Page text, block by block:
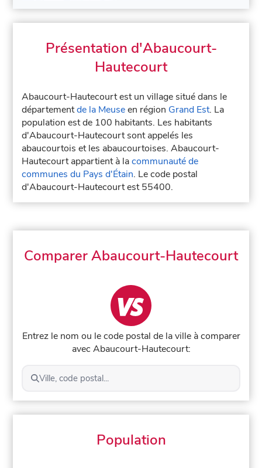
Présentation d'Abaucourt-
Hautecourt
Abaucourt-Hautecourt est un village situé dans le
départementde la Meuseen région Grand Est. La
population est de 100 habitants. Les habitants
d'Abaucourt-Hautecourt sont appelés les
abaucourtois et les abaucourtoises. Abaucourt-
Hautecourt appartient à lacommunauté de
communes du Pays d'Étain. Le code postal
d'Abaucourt-Hautecourt est 55400.
Comparer Abaucourt-Hautecourt
Entrez le nom ou le code postal de la ville à comparer
avec Abaucourt-Hautecourt:
Ville, code postal...
Population